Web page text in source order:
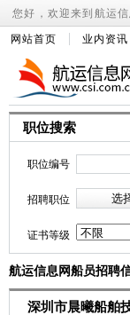
您好，欢迎来到航运
网站首页 业内资讯
职位搜索
职位编号
招聘职位
证书等级
航运信息网船员招聘
深圳市晨曦船舶